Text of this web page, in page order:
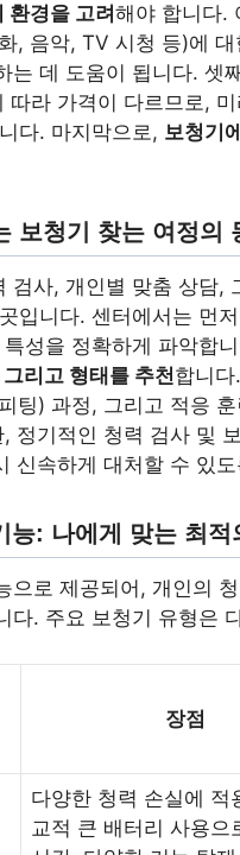
환경을 고려 해야 합니다.
, 음악, TV 시청 등)에
는 데 도움이 됩니다. 셋
따라 가격이 다르므로,
다. 마지막으로, 보청기
보청기 찾는 여정의
검사, 개인별 맞춤 상담,
입니다. 센터에서는 먼
성을 정확하게 파악합
리고 형태를 추천합니
팅) 과정, 그리고 적응
정기적인 청력 검사 및
신속하게 대처할 수 있
능: 나에게 맞는 최적
으로 제공되어, 개인의
다. 주요 보청기 유형은
장점
다양한 청력 손실에 적
교적 큰 배터리 사용으